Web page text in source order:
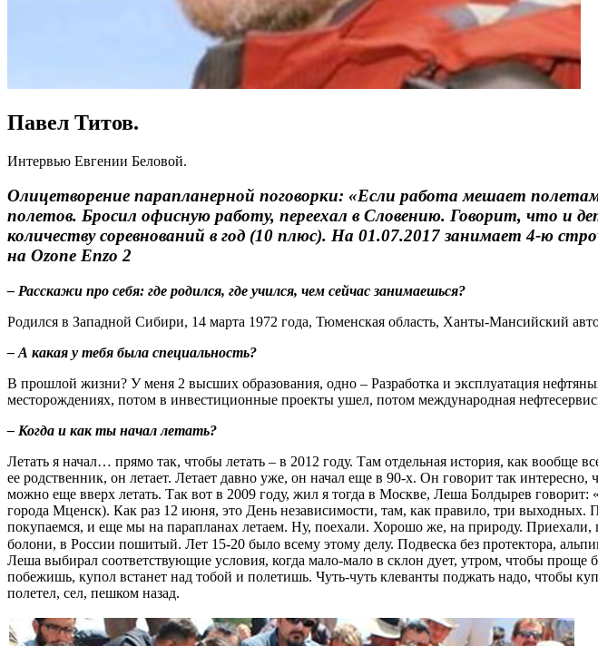
Павел Титов.
Интервью Евгении Беловой.
Олицетворение парапланерной поговорки: «Если работа мешает
полетов. Бросил офисную работу, переехал в Словению. Говорит, что и
количеству соревнований в год (10 плюс). На 01.07.2017 занимает 4-ю
на Ozone Enzo 2
– Расскажи про себя: где родился, где учился, чем сейчас занимаешься?
Родился в Западной Сибири, 14 марта 1972 года, Тюменская область, Ханты-Мансийский
– А какая у тебя была специальность?
В прошлой жизни? У меня 2 высших образования, одно – Разработка и эксплуатация
месторождениях, потом в инвестиционные проекты ушел, потом международная
– Когда и как ты начал летать?
Летать я начал… прямо так, чтобы летать – в 2012 году. Там отдельная история, как
ее родственник, он летает. Летает давно уже, он начал еще в 90-х. Он говорит так
можно еще вверх летать. Так вот в 2009 году, жил я тогда в Москве, Леша Болдырев
города Мценск). Как раз 12 июня, это День независимости, там, как правило, три
покупаемся, и еще мы на парапланах летаем. Ну, поехали. Хорошо же, на природу. Приехали,
болони, в России пошитый. Лет 15-20 было всему этому делу. Подвеска без протектора,
Леша выбирал соответствующие условия, когда мало-мало в склон дует, утром, чтобы проще
побежишь, купол встанет над тобой и полетишь. Чуть-чуть клеванты поджать надо, чтобы
полетел, сел, пешком назад.